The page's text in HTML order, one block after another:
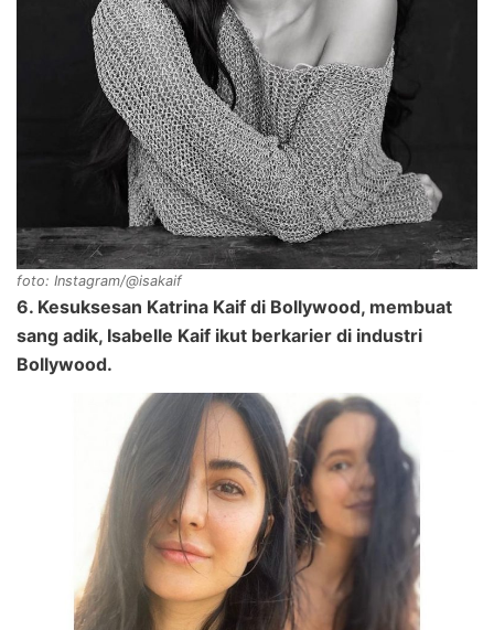
foto: Instagram/@isakaif
6. Kesuksesan Katrina Kaif di Bollywood, membuat
sang adik, Isabelle Kaif ikut berkarier di industri
Bollywood.